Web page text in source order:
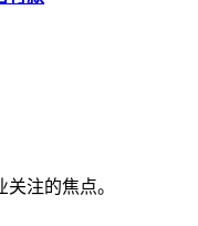
注的焦点。